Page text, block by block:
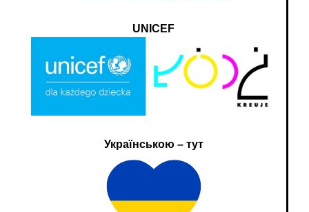
UNICEF
Українською – тут